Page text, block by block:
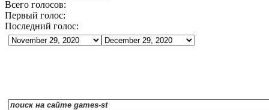
Всего голосов:
Первый голос:
Последний голос: